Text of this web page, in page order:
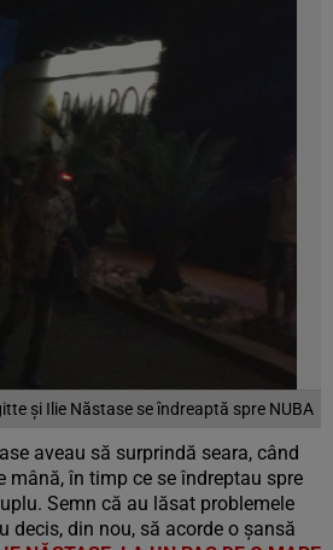
și Ilie Năstase se îndreaptă spre NUBA
aveau să surprindă seara, când
mână, în timp ce se îndreptau spre
Semn că au lăsat problemele
decis, din nou, să acorde o șansă